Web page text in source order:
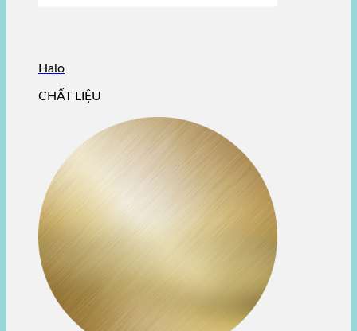
Halo
CHẤT LIỆU